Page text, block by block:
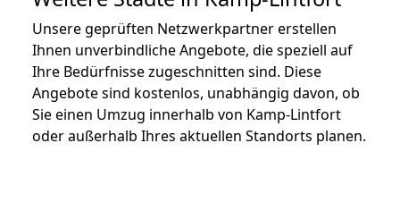
Unsere geprüften Netzwerkpartner erstellen
Ihnen unverbindliche Angebote, die speziell auf
Ihre Bedürfnisse zugeschnitten sind. Diese
Angebote sind kostenlos, unabhängig davon, ob
Sie einen Umzug innerhalb von Kamp-Lintfort
oder außerhalb Ihres aktuellen Standorts planen.